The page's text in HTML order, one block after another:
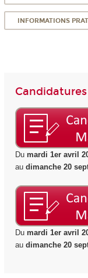
INFORMATIONS
Du mardi 1er avril
au dimanche 20
Du mardi 1er avril
au dimanche 20